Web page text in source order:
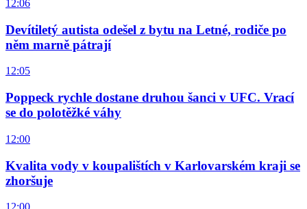
12:06
Devítiletý autista odešel z bytu na Letné, rodiče po
něm marně pátrají
12:05
Poppeck rychle dostane druhou šanci v UFC. Vrací
se do polotěžké váhy
12:00
Kvalita vody v koupalištích v Karlovarském kraji se
zhoršuje